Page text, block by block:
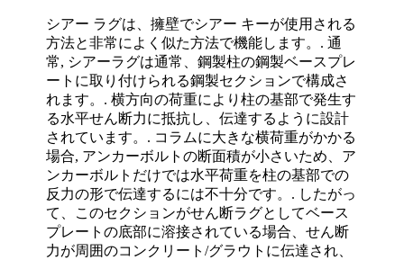
シアー ラグは、擁壁でシアー キーが使用される
方法と非常によく似た方法で機能します。. 通
常, シアーラグは通常、鋼製柱の鋼製ベースプレ
ートに取り付けられる鋼製セクションで構成さ
れます。. 横方向の荷重により柱の基部で発生す
る水平せん断力に抵抗し、伝達するように設計
されています。. コラムに大きな横荷重がかかる
場合, アンカーボルトの断面積が小さいため、ア
ンカーボルトだけでは水平荷重を柱の基部での
反力の形で伝達するには不十分です。. したがっ
て、このセクションがせん断ラグとしてベース
プレートの底部に溶接されている場合、せん断
力が周囲のコンクリート/グラウトに伝達され、